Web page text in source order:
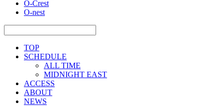
O-Crest
O-nest
TOP
SCHEDULE
ALL TIME
MIDNIGHT EAST
ACCESS
ABOUT
NEWS